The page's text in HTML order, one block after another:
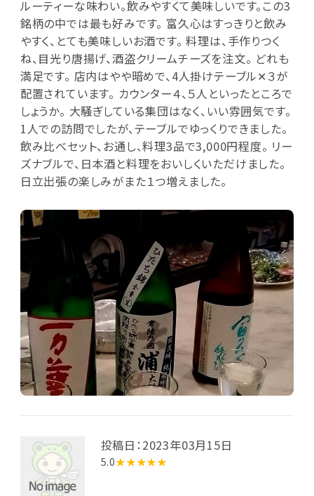
ルーティーな味わい。飲みやすくて美味しいです。この3
銘柄の中では最も好みです。 富久心はすっきりと飲み
やすく、とても美味しいお酒です。 料理は、手作りつく
ね、目光り唐揚げ、酒盗クリームチーズを注文。 どれも
満足です。 店内はやや暗めで、4人掛けテーブル✕３が
配置されています。 カウンター４、５人といったところで
しょうか。 大騒ぎしている集団はなく、いい雰囲気です。
1人での訪問でしたが、テーブルでゆっくりできました。
飲み比べセット、お通し、料理3品で3,000円程度。 リー
ズナブルで、日本酒と料理をおいしくいただけました。
日立出張の楽しみがまた１つ増えました。
投稿日：2023年03月15日
5.0★★★★★